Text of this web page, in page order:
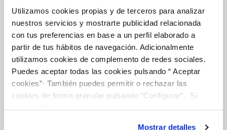
Utilizamos cookies propias y de terceros para analizar
nuestros servicios y mostrarte publicidad relacionada
con tus preferencias en base a un perfil elaborado a
partir de tus hábitos de navegación. Adicionalmente
utilizamos cookies de complemento de redes sociales.
Puedes aceptar todas las cookies pulsando “ Aceptar
cookies”· También puedes permitir o rechazar las
cookies de forma granular pulsando “Configurar”. Si
Mostrar detalles
Inicio
Gestiones Online
FACTURAS, PAGOS Y CONSUMOS